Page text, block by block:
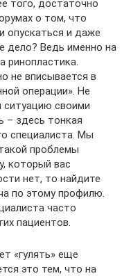
того, достаточно
о том, что
опускаться и даже
дело? Ведь именно на
ринопластика.
не вписывается в
операции». Не
ситуацию своими
– здесь тонкая
специалиста. Мы
проблемы
который вас
нет, то найдите
по этому профилю.
часто
пациентов.
«гулять» еще
это тем, что на